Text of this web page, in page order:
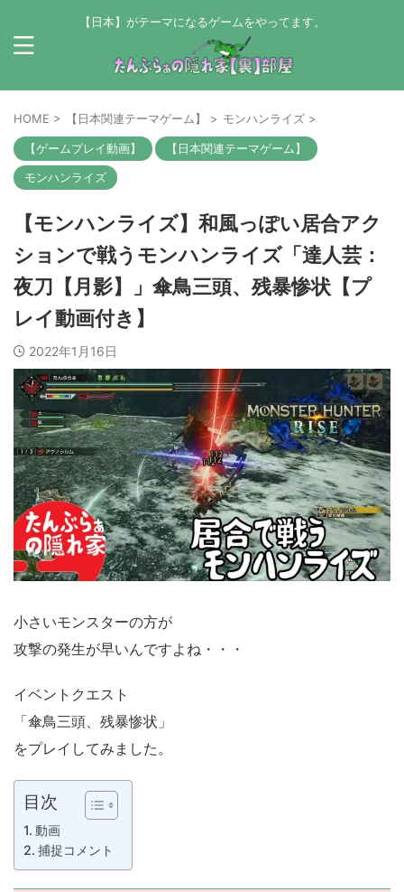
【日本】がテーマになるゲームをやってます。
HOME > 【日本関連テーマゲーム】 > モンハンライズ >
【ゲームプレイ動画】
【日本関連テーマゲーム】
モンハンライズ
【モンハンライズ】和風っぽい居合アク
ションで戦うモンハンライズ「達人芸：
夜刀【月影】」傘鳥三頭、残暴惨状【プ
レイ動画付き】
2022年1月16日
小さいモンスターの方が
攻撃の発生が早いんですよね・・・
イベントクエスト
「傘鳥三頭、残暴惨状」
をプレイしてみました。
目次
動画
捕捉コメント